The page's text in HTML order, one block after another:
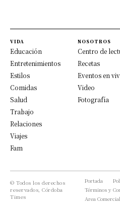
VIDA
Educación
Entretenimientos
Estilos
Comidas
Salud
Trabajo
Relaciones
Viajes
Fam
NOSOTROS
Centro de
Recetas
Eventos en
Video
Fotografía
© Todos los derechos
reservados, Córdoba
Times
Portada
Términos y
Area Comercial